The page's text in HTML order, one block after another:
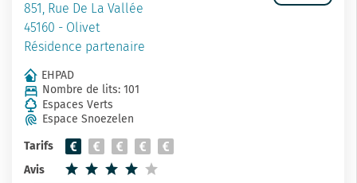
851, Rue De La Vallée
45160 - Olivet
Résidence partenaire
EHPAD
Nombre de lits: 101
Espaces Verts
Espace Snoezelen
Tarifs
Avis